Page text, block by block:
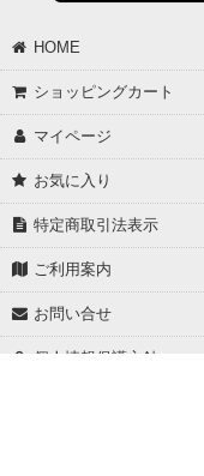
【これからご注文する
願いします。
②宛名（空欄は上様は
③但し書き（空欄やお
【すでにご注文が完了
①お電話・メール・
②後日、郵送にて領収
①マイページから購入
②後日、郵送にて領収
HOME
ショッピングカート
マイページ
お気に入り
特定商取引法表示
ご利用案内
お問い合せ
個人情報保護方針